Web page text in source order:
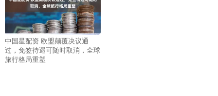
中国星配资 欧盟颠覆决议通
过，免签待遇可随时取消，全球
旅行格局重塑